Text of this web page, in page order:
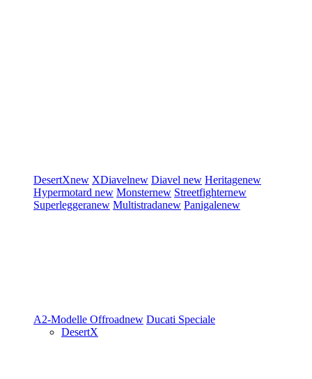
DesertXnew XDiavelnew Diavel new Heritagenew
Hypermotard new Monsternew Streetfighternew
Superleggeranew Multistradanew Panigalenew
A2-Modelle Offroadnew Ducati Speciale
DesertX